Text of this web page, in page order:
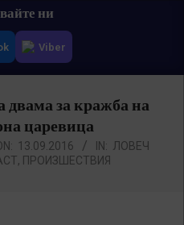
ни
Viber
за кражба на
царевица
13.09.2016 IN: ЛОВЕЧ
, ПРОИЗШЕСТВИЯ